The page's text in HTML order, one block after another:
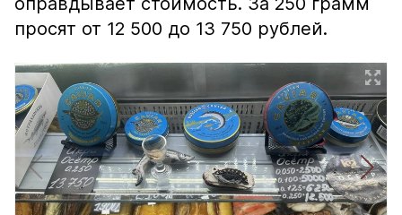
просят от 12 500 до 13 750 рублей.